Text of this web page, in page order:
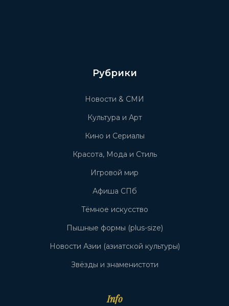
Рубрики
Новости & СМИ
Культура и Арт
Кино и Сериалы
Красота, Мода и Стиль
Игровой мир
Афиша СПб
Тёмное искусство
Пышные формы (plus-size)
Новости Азии (азиатской культуры)
Звёзды и знаменистоти
Info